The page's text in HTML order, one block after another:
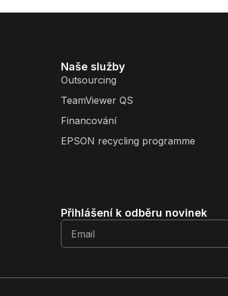
Naše služby
Outsourcing
TeamViewer QS
Financování
EPSON recycling programme
Přihlášení k odběru novinek